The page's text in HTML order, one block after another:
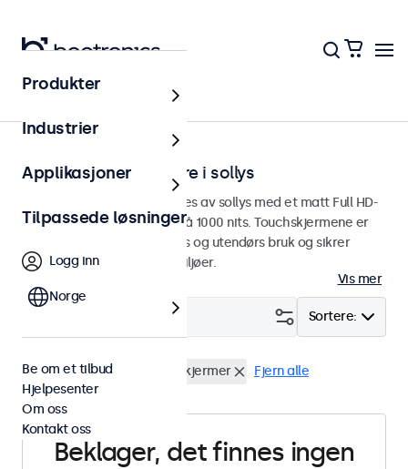
Hjem
Touchskjermer lesbare i sollys
Touchskjermer som kan leses av sollys med et matt Full HD-
panel og en høy lysstyrke på 1000 nits. Touchskjermene er
designet for både innendørs og utendørs bruk og sikrer
utmerket lesbarhet i alle miljøer.
Vis mer
Sortere:
Lesbar i sollys 32" touchskjermer Fjern alle
Beklager, det finnes ingen
Produkter
Industrier
Applikasjoner
Tilpassede løsninger
Logg inn
Norge
Be om et tilbud
Hjelpesenter
Om oss
Kontakt oss